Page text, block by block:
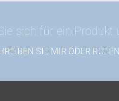
sich für ein
SIE MIR ODER